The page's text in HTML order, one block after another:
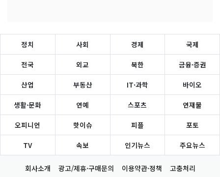
정치 사회 경제 국제
전국 외교 북한 금융·증권
산업 부동산 IT·과학 바이오
생활·문화 연예 스포츠 연재물
오피니언 핫이슈 피플 포토
TV 속보 인기뉴스 주요뉴스
회사소개 광고/제휴·구매문의 이용약관·정책 고충처리